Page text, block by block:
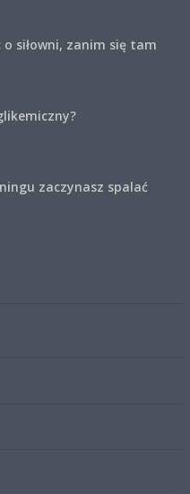
siłowni, zanim się tam
zaczynasz spalać